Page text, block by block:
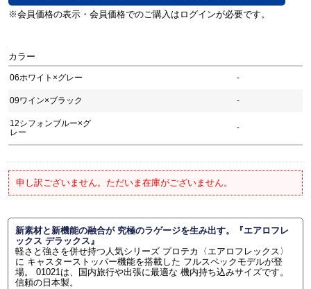
カラー
06ホワイト×グレー -
09ワイン×ブラック -
12シフォンブルー×グ
レー
-
申し訳ございません。ただいま在庫がございません。
新素材と新機能の融合が 究極のラゲージを生み出す。『エアロフレ
ックス デラックス』
軽さと強さを併せ持つ人気シリーズ プロテカ〈エアロフレックス〉
に キャスターストッパー機能を搭載した フルスペックモデルが登
場。 01021は、国内旅行や出張に最適な 機内持ち込みサイズです。
信頼の日本製。